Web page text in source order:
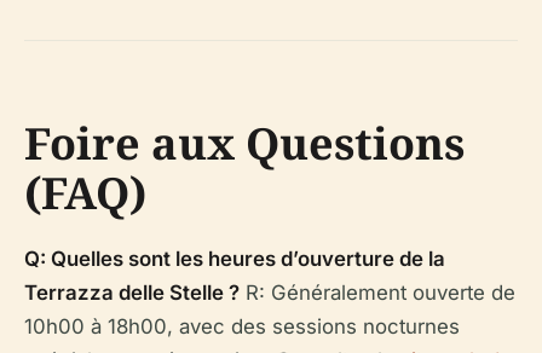
Foire aux Questions
(FAQ)
Q: Quelles sont les heures d’ouverture de la
Terrazza delle Stelle ? R: Généralement ouverte de
10h00 à 18h00, avec des sessions nocturnes